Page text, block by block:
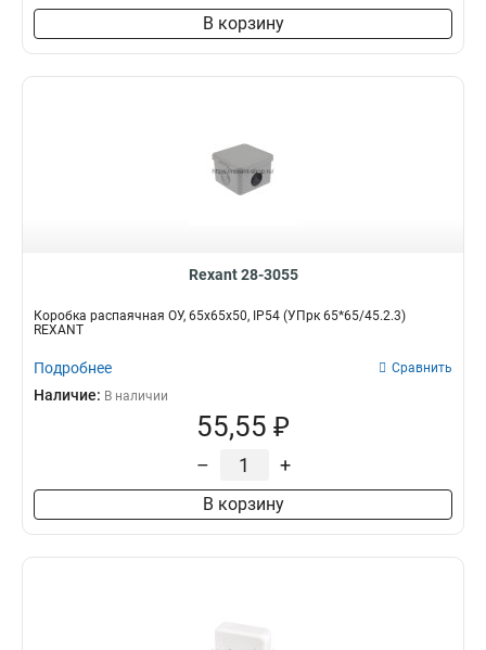
В корзину
Rexant 28-3055
Коробка распаячная ОУ, 65x65x50, IP54 (УПрк 65*65/45.2.3)
REXANT
Подробнее Сравнить
Наличие: В наличии
55,55 ₽
– +
В корзину